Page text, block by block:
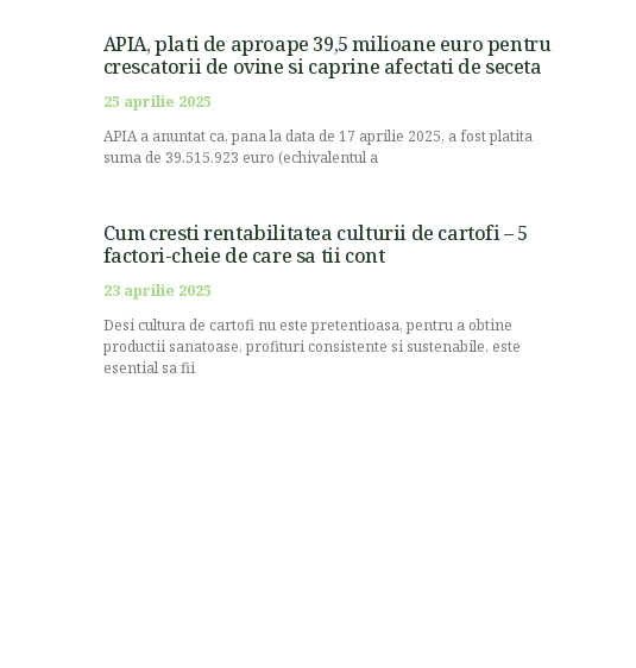
APIA, plati de aproape 39,5 milioane euro pentru
crescatorii de ovine si caprine afectati de seceta
25 aprilie 2025
APIA a anuntat ca, pana la data de 17 aprilie 2025, a fost platita
suma de 39.515.923 euro (echivalentul a
Cum cresti rentabilitatea culturii de cartofi – 5
factori-cheie de care sa tii cont
23 aprilie 2025
Desi cultura de cartofi nu este pretentioasa, pentru a obtine
productii sanatoase, profituri consistente si sustenabile, este
esential sa fii